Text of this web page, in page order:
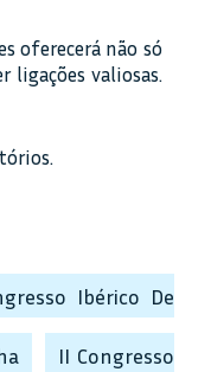
oferecerá não só
ligações valiosas.
Ibérico De
II Congresso